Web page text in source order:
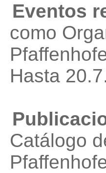
Eventos
como
Hasta
Catálogo